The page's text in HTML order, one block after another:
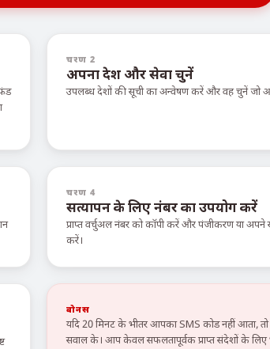
चरण 2
अपना देश और सेवा चुनें
उपलब्ध देशों की सूची का अन्वेषण करें और वह चुनें जो
चरण 4
सत्यापन के लिए नंबर का उपयोग करें
प्राप्त वर्चुअल नंबर को कॉपी करें और पंजीकरण या अपने
करें।
बोनस
यदि 20 मिनट के भीतर आपका SMS कोड नहीं आता,
सवाल के। आप केवल सफलतापूर्वक प्राप्त संदेशों के लिए